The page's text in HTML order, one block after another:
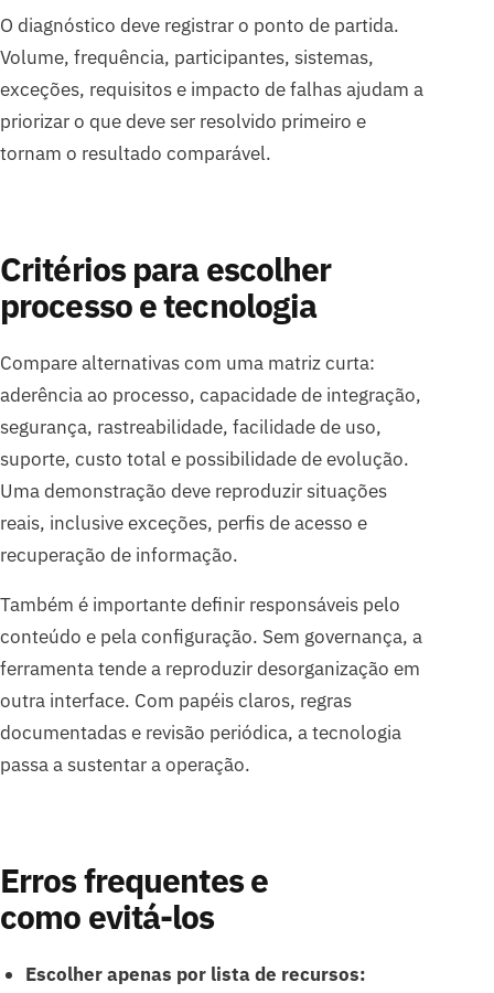
O diagnóstico deve registrar o ponto de partida.
Volume, frequência, participantes, sistemas,
exceções, requisitos e impacto de falhas ajudam a
priorizar o que deve ser resolvido primeiro e
tornam o resultado comparável.
Critérios para escolher
processo e tecnologia
Compare alternativas com uma matriz curta:
aderência ao processo, capacidade de integração,
segurança, rastreabilidade, facilidade de uso,
suporte, custo total e possibilidade de evolução.
Uma demonstração deve reproduzir situações
reais, inclusive exceções, perfis de acesso e
recuperação de informação.
Também é importante definir responsáveis pelo
conteúdo e pela configuração. Sem governança, a
ferramenta tende a reproduzir desorganização em
outra interface. Com papéis claros, regras
documentadas e revisão periódica, a tecnologia
passa a sustentar a operação.
Erros frequentes e
como evitá-los
Escolher apenas por lista de recursos: